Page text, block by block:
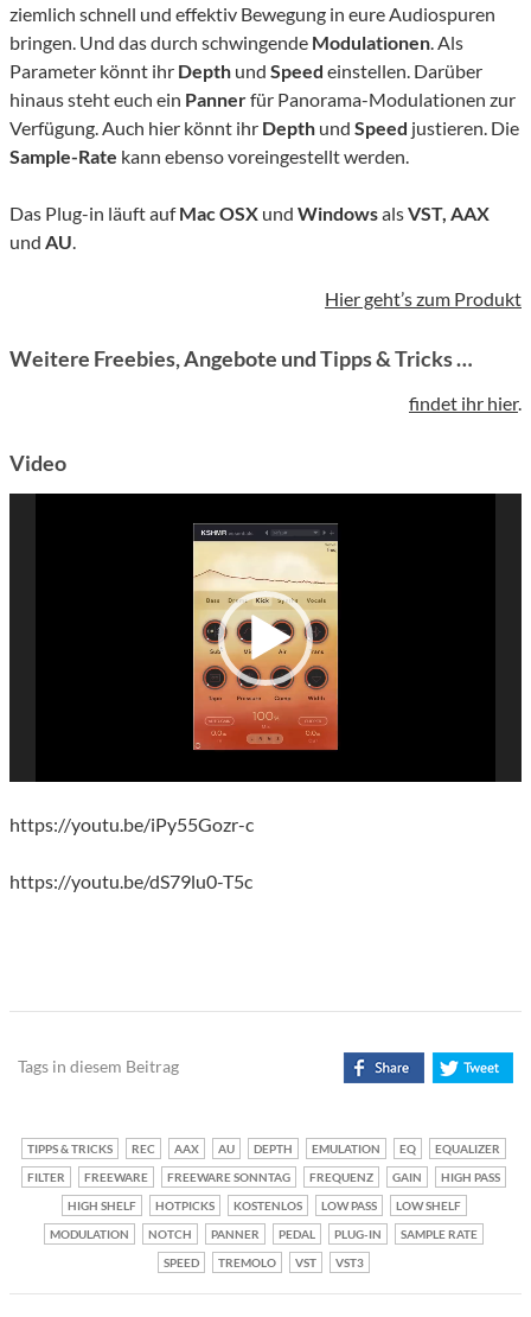
ziemlich schnell und effektiv Bewegung in eure Audiospuren
bringen. Und das durch schwingende Modulationen. Als
Parameter könnt ihr Depth und Speed einstellen. Darüber
hinaus steht euch ein Pannerfür Panorama-Modulationen zur
Verfügung. Auch hier könnt ihr Depth und Speed justieren. Die
Sample-Rate kann ebenso voreingestellt werden.
Das Plug-in läuft aufMac OSX und WindowsalsVST, AAX
und AU.
Hier geht’s zum Produkt
Weitere Freebies, Angebote und Tipps & Tricks …
findet ihr hier.
Video
https://youtu.be/iPy55Gozr-c
https://youtu.be/dS79lu0-T5c
Tags in diesem Beitrag
TIPPS & TRICKS REC AAX AU DEPTH EMULATION EQ
EQUALIZER
FILTER
FREEWARE FREEWARE SONNTAG FREQUENZ GAIN
HIGH PASS
HIGH SHELF
HOTPICKS KOSTENLOS LOW PASS
LOW SHELF
MODULATION
NOTCH PANNER PEDAL PLUG-IN
SAMPLE RATE
SPEED
TREMOLO VST VST3